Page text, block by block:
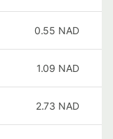
0.55 NAD
1.09 NAD
2.73 NAD